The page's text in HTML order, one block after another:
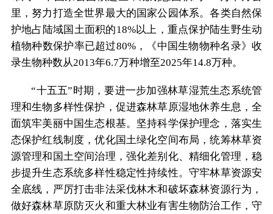
里，努力打造全世界最大的国家公园体系。各类自然保
护地占陆域国土面积的18%以上，重点保护陆生野生动
植物种数保护率已超过80%，《中国生物物种名录》收
录生物种数从2013年6.7万种增至2025年14.8万种。
“十五五”时期，要进一步加强林草湿荒生态系统管
理和生物多样性保护，促进森林草原湿地休养生息，全
面筑牢美丽中国生态根基。坚持科学保护理念，落实生
态保护红线制度，优化国土绿化空间布局，统筹林草资
源管理和国土空间治理，强化差别化、精细化管理，稳
步提升生态系统多样性稳定性持续性。守牢林草资源安
全底线，严厉打击非法采伐林木和破坏森林资源行为，
做好森林草原防灭火和重大林业有害生物防治工作，守